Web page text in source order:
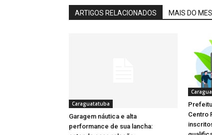
ARTIGOS RELACIONADOS MAIS DO
Caraguatatuba
Garagem náutica e alta
performance de sua lancha:
Centro